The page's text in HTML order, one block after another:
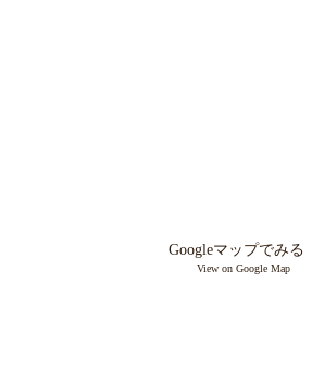
Googleマップでみる
View on Google Map